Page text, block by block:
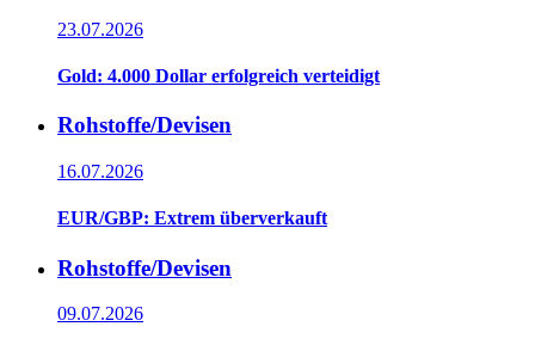
23.07.2026
Gold: 4.000 Dollar erfolgreich verteidigt
Rohstoffe/Devisen
16.07.2026
EUR/GBP: Extrem überverkauft
Rohstoffe/Devisen
09.07.2026